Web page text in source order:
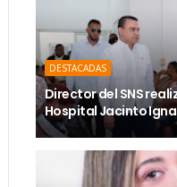
DESTACADAS
Director del SNS
Hospital Jacinto